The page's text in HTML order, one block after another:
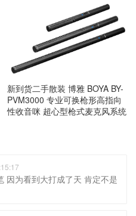
新到货二手散装 博雅 BOYA BY-
PVM3000 专业可换枪形高指向
性收音咪 超心型枪式麦克风系统
因为看到大打成了天 肯定不是